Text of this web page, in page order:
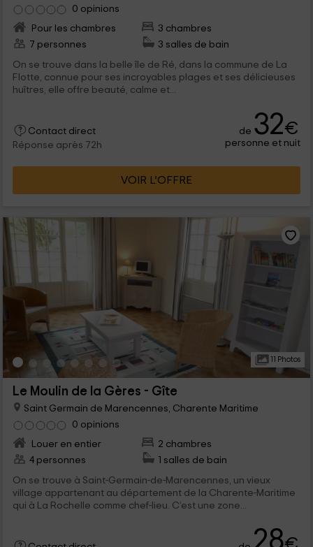
0 opinions
Pour les chambres
3 chambres
7 personnes
3 salles de bain
On se trouve dans la belle île de Ré, dans la commune de La
Flotte, connue pour ses incroyables plages et ses délicieuses
huîtres, elle offre beauté, calme et...
Contact direct
Réponse après 72h
de 32€
personne et nuit
VOIR L’OFFRE
11 Photos
Le Moulin de la Gères - Gîte
Saint Germain de Marencennes, Charente Maritime
0 opinions
Louer en entier
2 chambres
4 personnes
1 salles de bain
On se trouve à Saint-Germain-de-Marencennes, un vieux
village appartenant au département de la Charente-Maritime
qui à La Rochelle comme chef-lieu. C’est une zone...
28